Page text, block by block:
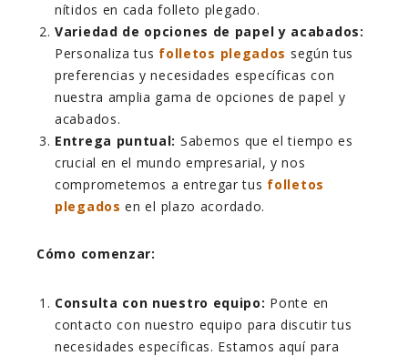
nítidos en cada folleto plegado.
Variedad de opciones de papel y acabados:
Personaliza tus folletos plegados según tus
preferencias y necesidades específicas con
nuestra amplia gama de opciones de papel y
acabados.
Entrega puntual: Sabemos que el tiempo es
crucial en el mundo empresarial, y nos
comprometemos a entregar tus folletos
plegados en el plazo acordado.
Cómo comenzar:
Consulta con nuestro equipo: Ponte en
contacto con nuestro equipo para discutir tus
necesidades específicas. Estamos aquí para